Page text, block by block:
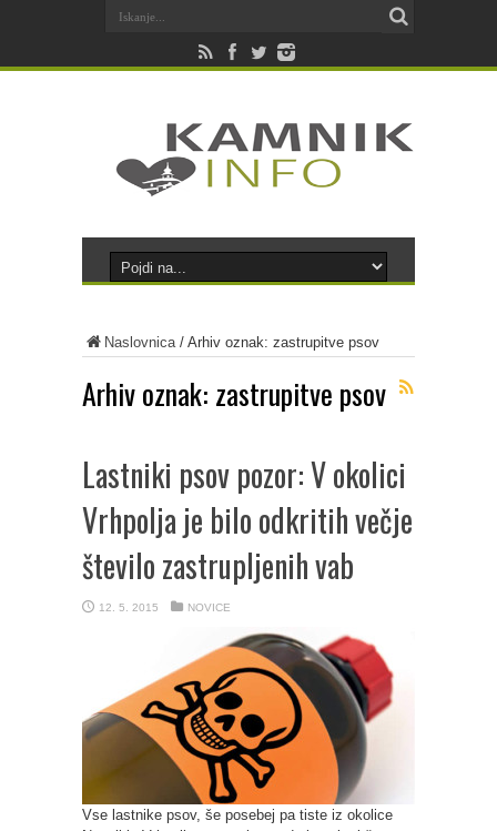
Naslovnica/ Arhiv oznak: zastrupitve psov
Arhiv oznak: zastrupitve psov
Lastniki psov pozor: V okolici
Vrhpolja je bilo odkritih večje
število zastrupljenih vab
12. 5. 2015 NOVICE
Vse lastnike psov, še posebej pa tiste iz okolice